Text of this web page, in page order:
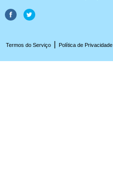
Termos do Serviço Política de Privacidade